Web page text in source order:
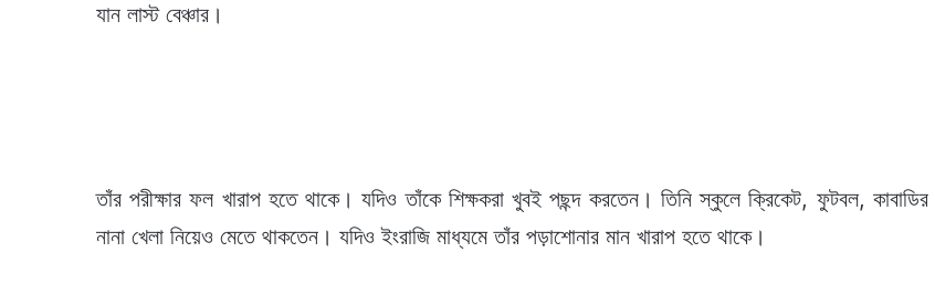
যান লাস্ট বেঞ্চার।
তাঁর পরীক্ষার ফল খারাপ হতে থাকে। যদিও তাঁকে শিক্ষকরা খুবই পছন্দ করতেন। তিনি স্কুলে ক্রিকেট, ফুটবল,
নানা খেলা নিয়েও মেতে থাকতেন। যদিও ইংরাজি মাধ্যমে তাঁর পড়াশোনার মান খারাপ হতে থাকে।